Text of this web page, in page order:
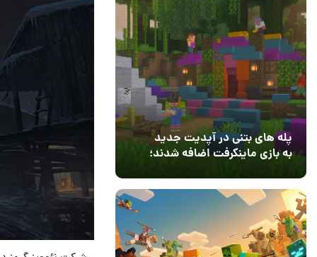
پله های بتنی در آپدیت جدید
به بازی ماینکرفت اضافه شدند؛